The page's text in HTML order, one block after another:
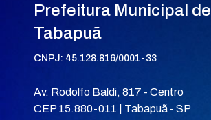
Prefeitura Municipal de
Tabapuã
CNPJ: 45.128.816/0001-33
Av. Rodolfo Baldi, 817 - Centro
CEP 15.880-011 | Tabapuã - SP